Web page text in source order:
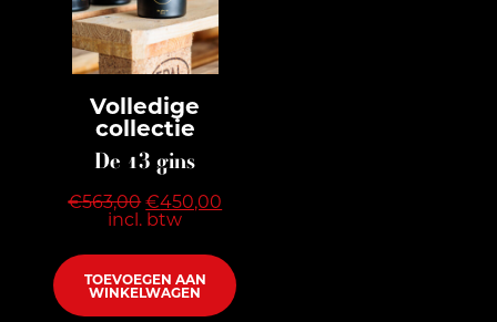
Volledige
collectie
De 13 gins
€563,00Oorspronkelijke
prijs
€563,00.
€450,00
prijs
€450,00.
incl. btw
TOEVOEGEN AAN
WINKELWAGEN